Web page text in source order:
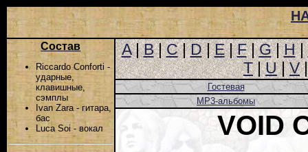
Состав
Riccardo Conforti -
ударные,
клавишные,
сэмплы
Ivan Zara - гитара,
бас
Luca Soi - вокал
A|B|C|D|E|F|G|H|
T|U|V
Гостевая
MP3-альбомы
VOID